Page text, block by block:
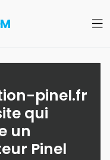
pinel.fr
qui
un
Pinel